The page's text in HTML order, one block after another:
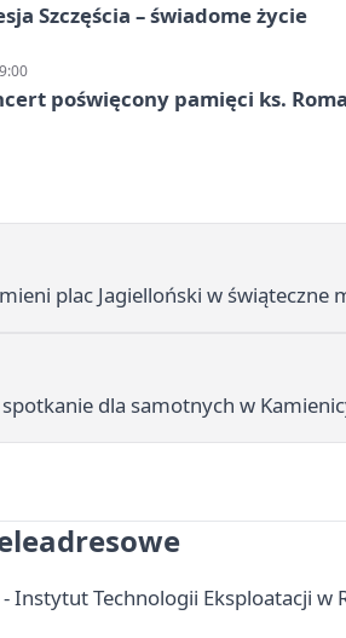
Szczęścia – świadome życie
poświęcony pamięci ks.
plac Jagielloński w świąteczne
dla samotnych w
- Instytut Technologii Eksploatacji